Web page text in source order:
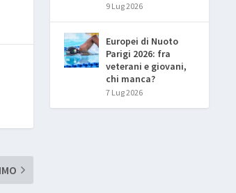
9 Lug 2026
Europei di Nuoto
Parigi 2026: fra
veterani e giovani,
chi manca?
7 Lug 2026